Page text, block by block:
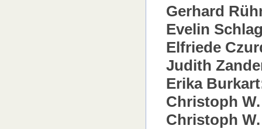
Gerhard
Evelin
Elfriede
Judith
Erika
Christoph
Christoph